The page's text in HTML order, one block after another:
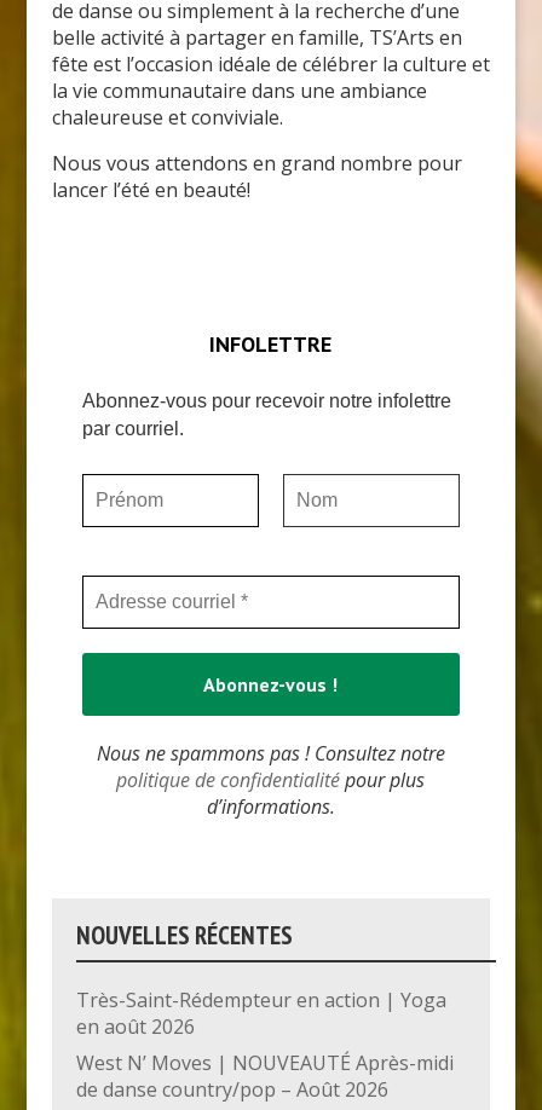
de danse ou simplement à la recherche d’une
belle activité à partager en famille, TS’Arts en
fête est l’occasion idéale de célébrer la culture et
la vie communautaire dans une ambiance
chaleureuse et conviviale.
Nous vous attendons en grand nombre pour
lancer l’été en beauté!
INFOLETTRE
Abonnez-vous pour recevoir notre infolettre
par courriel.
Nous ne spammons pas ! Consultez notre
politique de confidentialitépour plus
d’informations.
NOUVELLES RÉCENTES
Très-Saint-Rédempteur en action | Yoga
en août 2026
West N’ Moves | NOUVEAUTÉ Après-midi
de danse country/pop – Août 2026